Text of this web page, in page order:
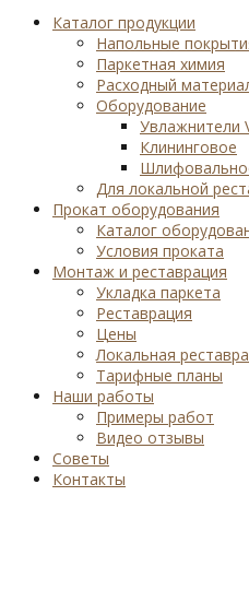
Каталог продукции
Напольные
Паркетная химия
Расходный
Оборудование
Увлажнители
Клининговое
Для локальной
Прокат оборудования
Каталог
Условия проката
Монтаж и реставрация
Укладка паркета
Реставрация
Цены
Локальная
Тарифные планы
Наши работы
Примеры работ
Видео отзывы
Советы
Контакты